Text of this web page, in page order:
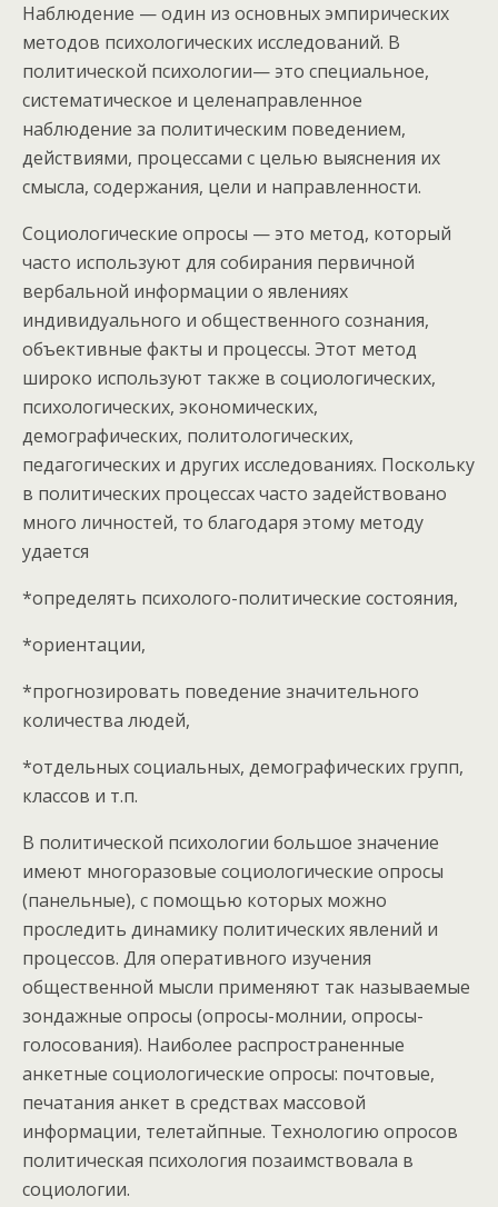
Наблюдение — один из основных эмпирических
методов психологических исследований. В
политической психологии— это специальное,
систематическое и целенаправленное
наблюдение за политическим поведением,
действиями, процессами с целью выяснения их
смысла, содержания, цели и направленности.
Социологические опросы — это метод, который
часто используют для собирания первичной
вербальной информации о явлениях
индивидуального и общественного сознания,
объективные факты и процессы. Этот метод
широко используют также в социологических,
психологических, экономических,
демографических, политологических,
педагогических и других исследованиях. Поскольку
в политических процессах часто задействовано
много личностей, то благодаря этому методу
удается
*определять психолого-политические состояния,
*ориентации,
*прогнозировать поведение значительного
количества людей,
*отдельных социальных, демографических групп,
классов и т.п.
В политической психологии большое значение
имеют многоразовые социологические опросы
(панельные), с помощью которых можно
проследить динамику политических явлений и
процессов. Для оперативного изучения
общественной мысли применяют так называемые
зондажные опросы (опросы-молнии, опросы-
голосования). Наиболее распространенные
анкетные социологические опросы: почтовые,
печатания анкет в средствах массовой
информации, телетайпные. Технологию опросов
политическая психология позаимствовала в
социологии.